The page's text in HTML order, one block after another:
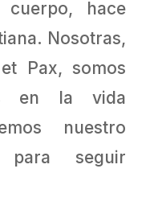
cuerpo, hace
Nosotras,
Pax, somos
en la vida
nuestro
para seguir